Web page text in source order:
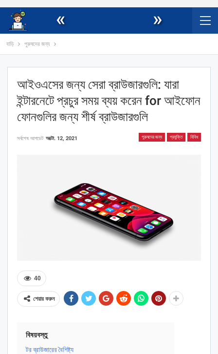
« »
বাড়ি পুরুষদের জন্য
আইওএসের জন্য সেরা ব্রাউজারগুলি: যারা
ইন্টারনেটে প্রচুর সময় ব্যয় করেন for আইফোন
ফোনগুলির জন্য শীর্ষ ব্রাউজারগুলি
পুরুষদের জন্য প্রযুক্তি বিবিধ
সর্বশেষ আপডেট অক্টো. 12, 2021
40
শেয়ার করুন
বিষয়বস্তু
টর ব্রাউজারের বৈশিষ্ট্য